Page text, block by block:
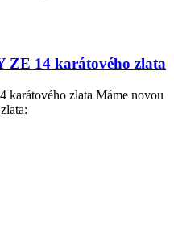
14 karátového zlata
zlata Máme novou